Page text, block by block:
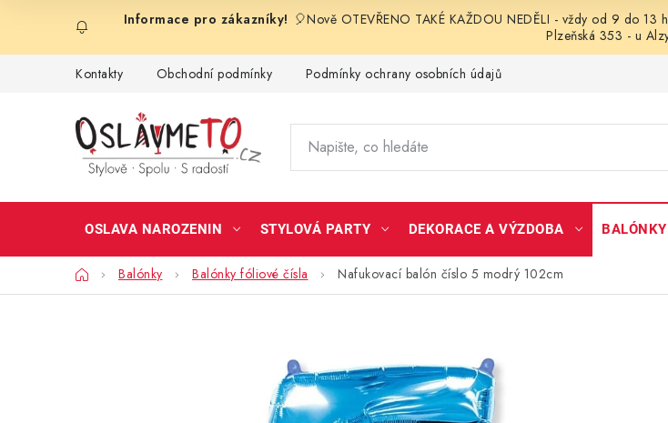
obsah
🎈Nově OTEVŘENO TAKÉ KAŽDOU NEDĚLI - vždy od 9 do
Plzeňská 353 - u
Kontakty Obchodní podmínky Podmínky ochrany osobních údajů
OSLAVA NAROZENIN STYLOVÁ PARTY DEKORACE A VÝZDOBA BALÓNKY
DomůBalónky Balónky fóliové čísla Nafukovací balón číslo 5 modrý 102cm